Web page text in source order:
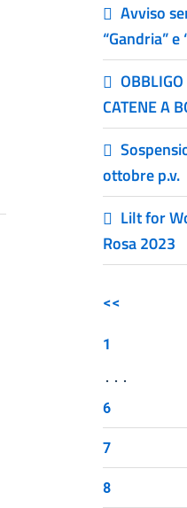
Avviso
“Gandria” e
CATENE A
ottobre p.v.
Lilt for
Rosa 2023
<<
1
...
6
7
8